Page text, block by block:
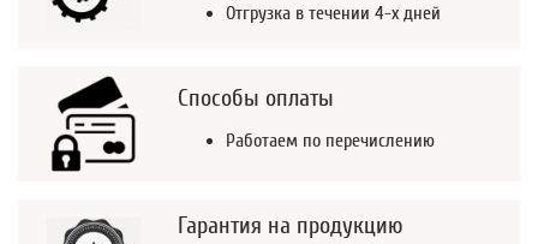
Отгрузка в течении 4-х дней
Способы оплаты
Работаем по перечислению
Гарантия на продукцию